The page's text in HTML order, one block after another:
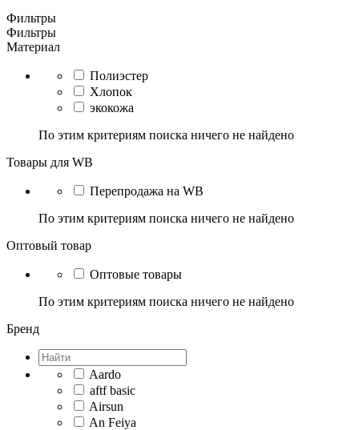
Фильтры
Фильтры
Материал
Полиэстер
Хлопок
экокожа
По этим критериям поиска ничего не найдено
Товары для WB
Перепродажа на WB
По этим критериям поиска ничего не найдено
Оптовый товар
Оптовые товары
По этим критериям поиска ничего не найдено
Бренд
Aardo
aftf basic
Airsun
An Feiya